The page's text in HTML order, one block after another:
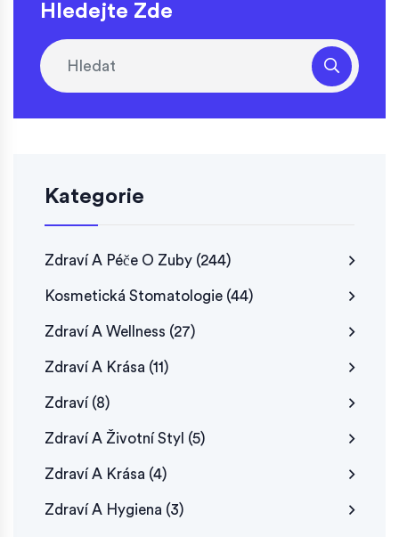
Hledejte Zde
Kategorie
Zdraví A Péče O Zuby (244)
Kosmetická Stomatologie (44)
Zdraví A Wellness (27)
Zdraví A Krása (11)
Zdraví (8)
Zdraví A Životní Styl (5)
Zdraví A Krása (4)
Zdraví A Hygiena (3)